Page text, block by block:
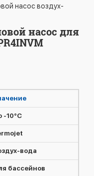
насос воздух-
насос для
-10°C
вода
бассейнов